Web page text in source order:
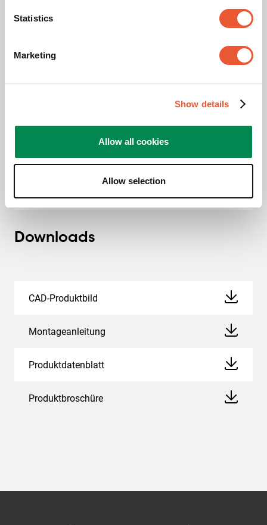
Statistics
Marketing
Show details
Allow all cookies
Allow selection
Hochformat
Serviceposition Nein
Verstellbare Tiefe Nein
Downloads
CAD-Produktbild
Montageanleitung
Produktdatenblatt
Produktbroschüre